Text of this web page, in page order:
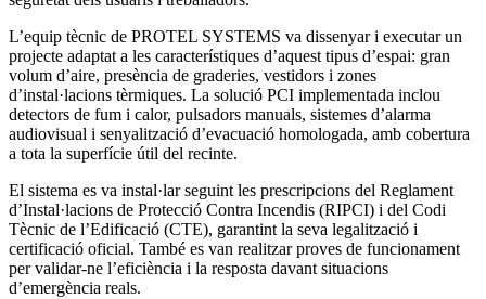
L’equip tècnic de PROTEL SYSTEMS va dissenyar i executar un
projecte adaptat a les característiques d’aquest tipus d’espai: gran
volum d’aire, presència de graderies, vestidors i zones
d’instal·lacions tèrmiques. La solució PCI implementada inclou
detectors de fum i calor, pulsadors manuals, sistemes d’alarma
audiovisual i senyalització d’evacuació homologada, amb cobertura
a tota la superfície útil del recinte.
El sistema es va instal·lar seguint les prescripcions del Reglament
d’Instal·lacions de Protecció Contra Incendis (RIPCI) i del Codi
Tècnic de l’Edificació (CTE), garantint la seva legalització i
certificació oficial. També es van realitzar proves de funcionament
per validar-ne l’eficiència i la resposta davant situacions
d’emergència reals.